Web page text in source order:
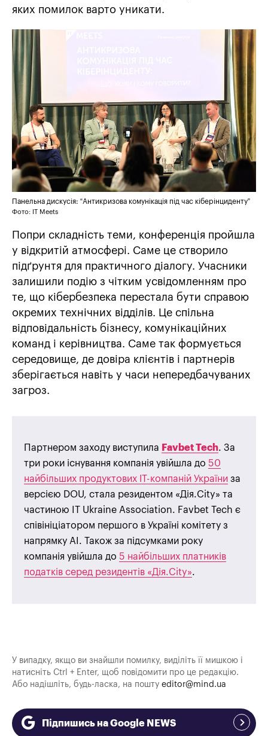
яких помилок варто уникати.
Панельна дискусія: “Антикризова комунікація під час кіберінциденту”
Фото: IT Meets
Попри складність теми, конференція пройшла
у відкритій атмосфері. Саме це створило
підґрунтя для практичного діалогу. Учасники
залишили подію з чітким усвідомленням про
те, що кібербезпека перестала бути справою
окремих технічних відділів. Це спільна
відповідальність бізнесу, комунікаційних
команд і керівництва. Саме так формується
середовище, де довіра клієнтів і партнерів
зберігається навіть у часи непередбачуваних
загроз.
Партнером заходу виступила Favbet Tech. За
три роки існування компанія увійшла до 50
найбільших продуктових ІТ-компаній України за
версією DOU, стала резидентом «Дія.City» та
частиною IT Ukraine Association. Favbet Tech є
співініціатором першого в Україні комітету з
напрямку AI. Також за підсумками року
компанія увійшла до 5 найбільших платників
податків серед резидентів «Дія.City».
У випадку, якщо ви знайшли помилку, виділіть її мишкою і
натисніть Ctrl + Enter, щоб повідомити про це редакцію.
Або надішліть, будь-ласка, на пошту editor@mind.ua
Підпишись на Google NEWS